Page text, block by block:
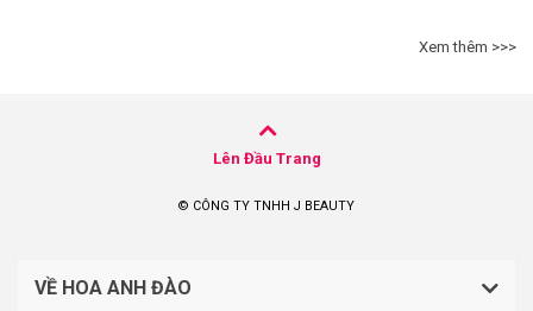
Xem thêm >>>
Lên Đầu Trang
© CÔNG TY TNHH J BEAUTY
VỀ HOA ANH ĐÀO